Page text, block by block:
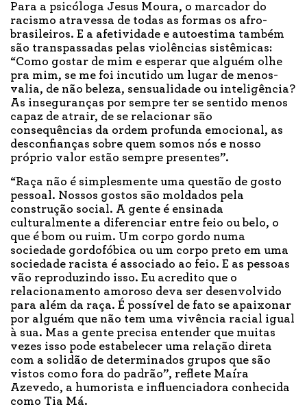
Para a psicóloga Jesus Moura, o marcador do
racismo atravessa de todas as formas os afro-
brasileiros. E a afetividade e autoestima também
são transpassadas pelas violências sistêmicas:
“Como gostar de mim e esperar que alguém olhe
pra mim, se me foi incutido um lugar de menos-
valia, de não beleza, sensualidade ou inteligência?
As inseguranças por sempre ter se sentido menos
capaz de atrair, de se relacionar são
consequências da ordem profunda emocional, as
desconfianças sobre quem somos nós e nosso
próprio valor estão sempre presentes”.
“Raça não é simplesmente uma questão de gosto
pessoal. Nossos gostos são moldados pela
construção social. A gente é ensinada
culturalmente a diferenciar entre feio ou belo, o
que é bom ou ruim. Um corpo gordo numa
sociedade gordofóbica ou um corpo preto em uma
sociedade racista é associado ao feio. E as pessoas
vão reproduzindo isso. Eu acredito que o
relacionamento amoroso deva ser desenvolvido
para além da raça. É possível de fato se apaixonar
por alguém que não tem uma vivência racial igual
à sua. Mas a gente precisa entender que muitas
vezes isso pode estabelecer uma relação direta
com a solidão de determinados grupos que são
vistos como fora do padrão”, reflete Maíra
Azevedo, a humorista e influenciadora conhecida
como Tia Má.